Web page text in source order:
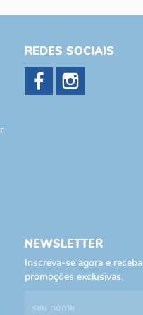
REDES SOCIAIS
NEWSLETTER
Inscreva-se agora e receba
promoções exclusivas.